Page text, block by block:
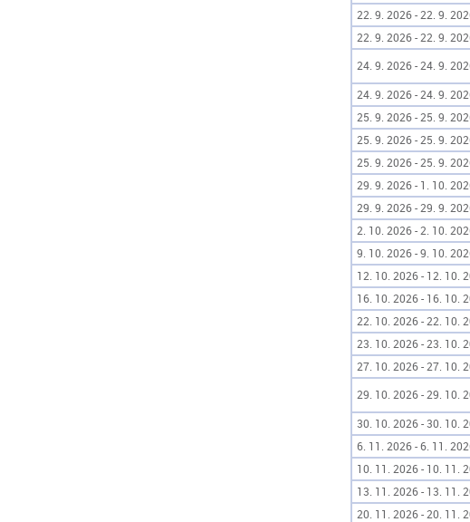
22. 9. 2026 - 22. 9.
22. 9. 2026 - 22. 9.
24. 9. 2026 - 24. 9.
24. 9. 2026 - 24. 9.
25. 9. 2026 - 25. 9.
25. 9. 2026 - 25. 9.
25. 9. 2026 - 25. 9.
29. 9. 2026 - 1. 10.
29. 9. 2026 - 29. 9.
2. 10. 2026 - 2. 10.
9. 10. 2026 - 9. 10.
12. 10. 2026 - 12. 10.
16. 10. 2026 - 16. 10.
22. 10. 2026 - 22. 10.
23. 10. 2026 - 23. 10.
27. 10. 2026 - 27. 10.
29. 10. 2026 - 29. 10.
30. 10. 2026 - 30. 10.
6. 11. 2026 - 6. 11.
10. 11. 2026 - 10. 11.
13. 11. 2026 - 13. 11.
20. 11. 2026 - 20. 11.